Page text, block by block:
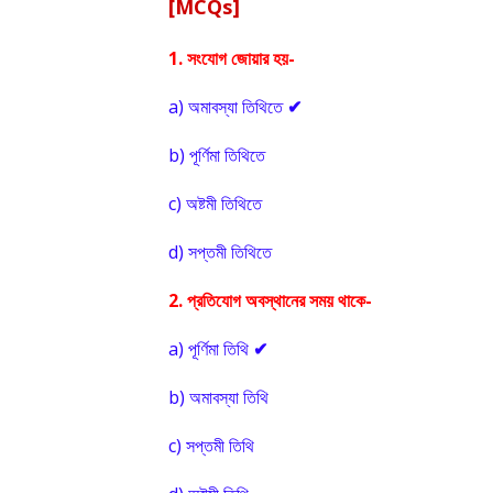
[MCQs]
1.সংযোগ জোয়ার হয়-
a) অমাবস্যা তিথিতে ✔
b) পূর্ণিমা তিথিতে
c) অষ্টমী তিথিতে
d) সপ্তমী তিথিতে
2.প্রতিযোগ অবস্থানের সময় থাকে-
a) পূর্ণিমা তিথি ✔
b) অমাবস্যা তিথি
c) সপ্তমী তিথি